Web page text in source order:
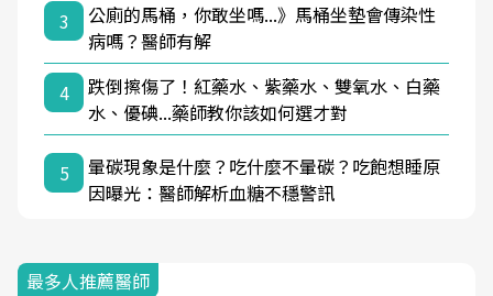
3
公廁的馬桶，你敢坐嗎...》馬桶坐墊會傳染性
病嗎？醫師有解
4
跌倒擦傷了！紅藥水、紫藥水、雙氧水、白藥
水、優碘...藥師教你該如何選才對
5
暈碳現象是什麼？吃什麼不暈碳？吃飽想睡原
因曝光：醫師解析血糖不穩警訊
最多人推薦醫師